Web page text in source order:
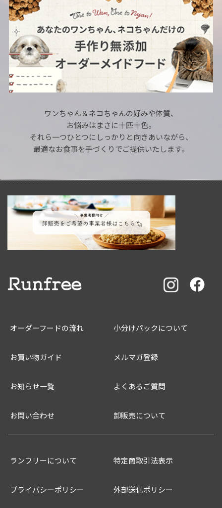
ワンちゃん＆ネコちゃんの好みや体質、
お悩みはまさに十匹十色。
それら一つひとつにしっかりと向きあいながら、
最適なお食事を手づくりでご提供いたします。
オーダーフードの流れ 小分けパックについて
お買い物ガイド メルマガ登録
お知らせ一覧 よくあるご質問
お問い合わせ 卸販売について
ランフリーについて 特定商取引法表示
プライバシーポリシー 外部送信ポリシー